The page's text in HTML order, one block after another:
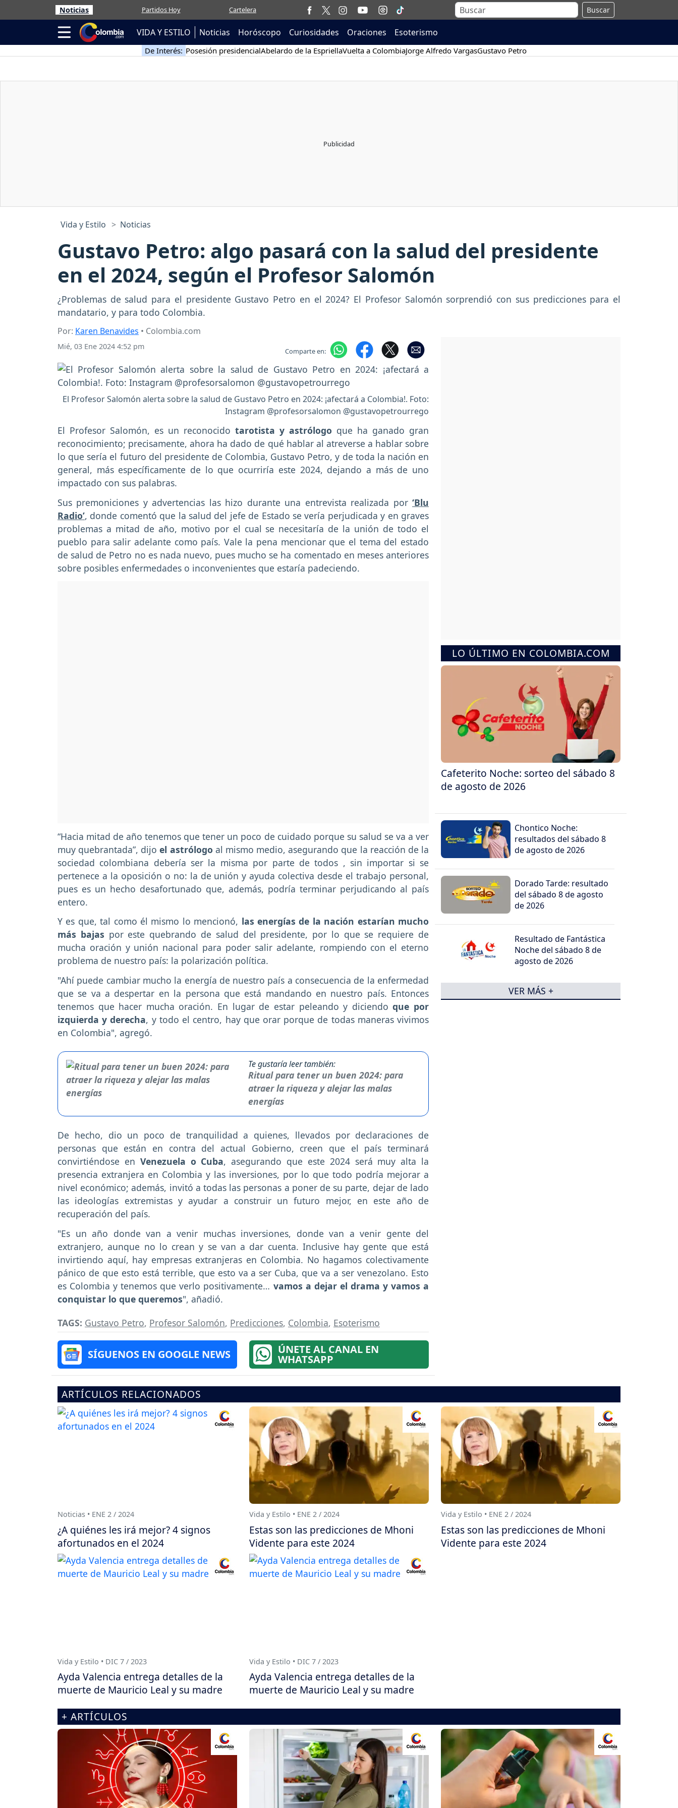
Noticias Partidos Hoy Cartelera Buscar
VIDA Y ESTILO Noticias Horóscopo Curiosidades Oraciones Esoterismo
De Interés: Posesión presidencialAbelardo de la EspriellaVuelta a ColombiaJorge Alfredo VargasGustavo Petro
Vida y Estilo Noticias
Gustavo Petro: algo pasará con la salud del presidente
en el 2024, según el Profesor Salomón
¿Problemas de salud para el presidente Gustavo Petro en el 2024? El Profesor Salomón sorprendió con sus predicciones para el
mandatario, y para todo Colombia.
Por: Karen Benavides • Colombia.com
Mié, 03 Ene 2024 4:52 pm Comparte en:
El Profesor Salomón alerta sobre la salud de Gustavo Petro en 2024: ¡afectará a Colombia!. Foto:
Instagram @profesorsalomon @gustavopetrourrego
El Profesor Salomón, es un reconocido tarotista y astrólogo que ha ganado gran
reconocimiento; precisamente, ahora ha dado de qué hablar al atreverse a hablar sobre
lo que sería el futuro del presidente de Colombia, Gustavo Petro, y de toda la nación en
general, más específicamente de lo que ocurriría este 2024, dejando a más de uno
impactado con sus palabras.
Sus premoniciones y advertencias las hizo durante una entrevista realizada por ‘Blu
Radio’, donde comentó que la salud del jefe de Estado se vería perjudicada y en graves
problemas a mitad de año, motivo por el cual se necesitaría de la unión de todo el
pueblo para salir adelante como país. Vale la pena mencionar que el tema del estado
de salud de Petro no es nada nuevo, pues mucho se ha comentado en meses anteriores
sobre posibles enfermedades o inconvenientes que estaría padeciendo.
“Hacia mitad de año tenemos que tener un poco de cuidado porque su salud se va a ver
muy quebrantada”, dijoel astrólogo al mismo medio, asegurando que la reacción de la
sociedad colombiana debería ser la misma por parte de todos , sin importar si se
pertenece a la oposición o no: la de unión y ayuda colectiva desde el trabajo personal,
pues es un hecho desafortunado que, además, podría terminar perjudicando al país
entero.
Y es que, tal como él mismo lo mencionó, las energías de la nación estarían mucho
más bajas por este quebrando de salud del presidente, por lo que se requiere de
mucha oración y unión nacional para poder salir adelante, rompiendo con el eterno
problema de nuestro país: la polarización política.
"Ahí puede cambiar mucho la energía de nuestro país a consecuencia de la enfermedad
que se va a despertar en la persona que está mandando en nuestro país. Entonces
tenemos que hacer mucha oración. En lugar de estar peleando y diciendoque por
izquierda y derecha, y todo el centro, hay que orar porque de todas maneras vivimos
en Colombia", agregó.
Te gustaría leer también:
Ritual para tener un buen 2024: para
atraer la riqueza y alejar las malas
energías
De hecho, dio un poco de tranquilidad a quienes, llevados por declaraciones de
personas que están en contra del actual Gobierno, creen que el país terminará
convirtiéndose en Venezuela o Cuba, asegurando que este 2024 será muy alta la
presencia extranjera en Colombia y las inversiones, por lo que todo podría mejorar a
nivel económico; además, invitó a todas las personas a poner de su parte, dejar de lado
las ideologías extremistas y ayudar a construir un futuro mejor, en este año de
recuperación del país.
"Es un año donde van a venir muchas inversiones, donde van a venir gente del
extranjero, aunque no lo crean y se van a dar cuenta. Inclusive hay gente que está
invirtiendo aquí, hay empresas extranjeras en Colombia. No hagamos colectivamente
pánico de que esto está terrible, que esto va a ser Cuba, que va a ser venezolano. Esto
es Colombia y tenemos que verlo positivamente… vamos a dejar el drama y vamos a
conquistar lo que queremos", añadió.
TAGS: Gustavo Petro, Profesor Salomón, Predicciones, Colombia, Esoterismo
SÍGUENOS EN GOOGLE NEWS ÚNETE AL CANAL EN
WHATSAPP
LO ÚLTIMO EN COLOMBIA.COM
Cafeterito Noche: sorteo del sábado 8
de agosto de 2026
Chontico Noche:
resultados del sábado 8
de agosto de 2026
Dorado Tarde: resultado
del sábado 8 de agosto
de 2026
Resultado de Fantástica
Noche del sábado 8 de
agosto de 2026
VER MÁS +
ARTÍCULOS RELACIONADOS
Noticias • ENE 2 / 2024
¿A quiénes les irá mejor? 4 signos
afortunados en el 2024
Vida y Estilo • ENE 2 / 2024
Estas son las predicciones de Mhoni
Vidente para este 2024
Vida y Estilo • ENE 2 / 2024
Estas son las predicciones de Mhoni
Vidente para este 2024
Vida y Estilo • DIC 7 / 2023
Ayda Valencia entrega detalles de la
muerte de Mauricio Leal y su madre
Vida y Estilo • DIC 7 / 2023
Ayda Valencia entrega detalles de la
muerte de Mauricio Leal y su madre
+ ARTÍCULOS